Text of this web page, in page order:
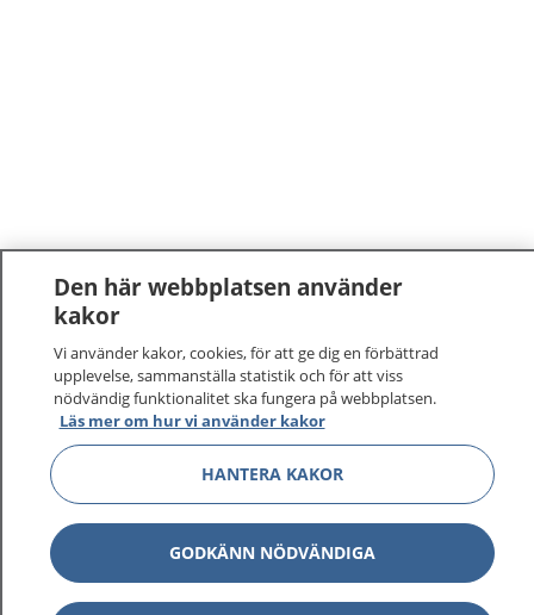
1177–tryggt om din hälsa och vård
På 1177.se får du råd om hälsa och information om
sjukdomar och vilka mottagningar du kan kontakta.
Logga in för att läsa din journal och göra dina
vårdärenden. Ring telefonnummer 1177 för
sjukvårdsrådgivning dygnet runt.
1177 ger dig råd när du vill må bättre.
Den här webbplatsen använder
kakor
Vi använder kakor, cookies, för att ge dig en förbättrad
upplevelse, sammanställa statistik och för att viss
nödvändig funktionalitet ska fungera på webbplatsen.
Läs mer om hur vi använder kakor
HANTERA KAKOR
GODKÄNN NÖDVÄNDIGA